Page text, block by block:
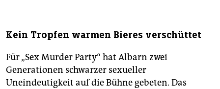
Kein Tropfen warmen Bieres verschüttet
Für „Sex Murder Party“ hat Albarn zwei
Generationen schwarzer sexueller
Uneindeutigkeit auf die Bühne gebeten. Das